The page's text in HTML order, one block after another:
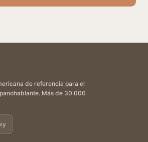
de referencia para el
Más de 30.000